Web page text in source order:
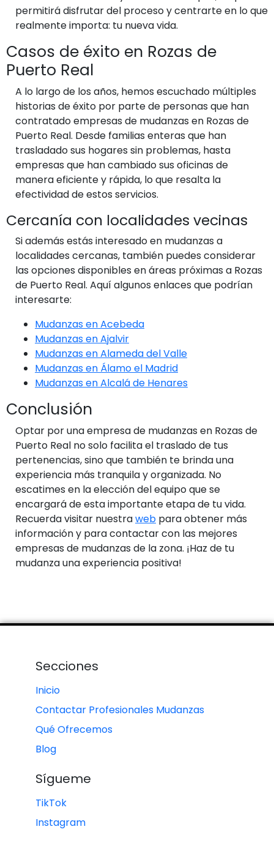
permitirá disfrutar del proceso y centrarte en lo que
realmente importa: tu nueva vida.
Casos de éxito en Rozas de
Puerto Real
A lo largo de los años, hemos escuchado múltiples
historias de éxito por parte de personas que han
contratado empresas de mudanzas en Rozas de
Puerto Real. Desde familias enteras que han
trasladado sus hogares sin problemas, hasta
empresas que han cambiado sus oficinas de
manera eficiente y rápida, lo que resalta la
efectividad de estos servicios.
Cercanía con localidades vecinas
Si además estás interesado en mudanzas a
localidades cercanas, también puedes considerar
las opciones disponibles en áreas próximas a Rozas
de Puerto Real. Aquí algunos enlaces que podrían
interesarte:
Mudanzas en Acebeda
Mudanzas en Ajalvir
Mudanzas en Alameda del Valle
Mudanzas en Álamo el Madrid
Mudanzas en Alcalá de Henares
Conclusión
Optar por una empresa de mudanzas en Rozas de
Puerto Real no solo facilita el traslado de tus
pertenencias, sino que también te brinda una
experiencia más tranquila y organizada. No
escatimes en la elección del equipo que se
encargará de esta importante etapa de tu vida.
Recuerda visitar nuestraweb para obtener más
información y para contactar con las mejores
empresas de mudanzas de la zona. ¡Haz de tu
mudanza una experiencia positiva!
Secciones
Inicio
Contactar Profesionales Mudanzas
Qué Ofrecemos
Blog
Sígueme
TikTok
Instagram